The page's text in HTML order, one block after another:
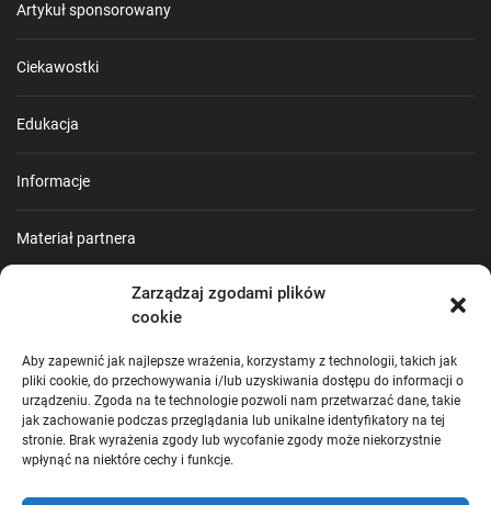
Zarządzaj zgodami plików
cookie
Aby zapewnić jak najlepsze wrażenia, korzystamy z technologii, takich jak
pliki cookie, do przechowywania i/lub uzyskiwania dostępu do informacji o
urządzeniu. Zgoda na te technologie pozwoli nam przetwarzać dane, takie
jak zachowanie podczas przeglądania lub unikalne identyfikatory na tej
stronie. Brak wyrażenia zgody lub wycofanie zgody może niekorzystnie
wpłynąć na niektóre cechy i funkcje.
Artykuł sponsorowany
Ciekawostki
Edukacja
Informacje
Materiał partnera
Praca
Turystyka
Uncategorized